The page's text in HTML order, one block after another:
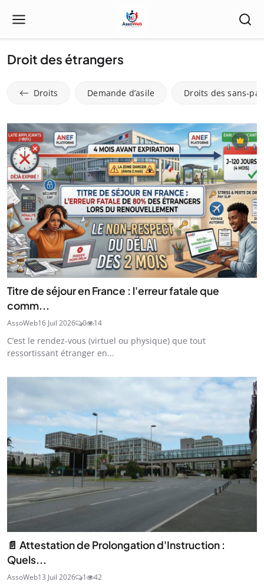
Droit des étrangers
Droits Demande d’asile Droits des sans-
Titre de séjour en France : l'erreur fatale que
comm...
AssoWeb16 Juil 2026 0 14
C’est le rendez-vous (virtuel ou physique) que tout
ressortissant étranger en...
📄 Attestation de Prolongation d'Instruction :
Quels...
AssoWeb13 Juil 2026 1 42